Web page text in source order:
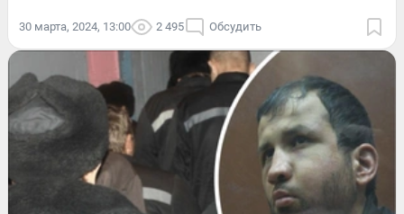
30 марта, 2024, 13:00 2 495 Обсудить